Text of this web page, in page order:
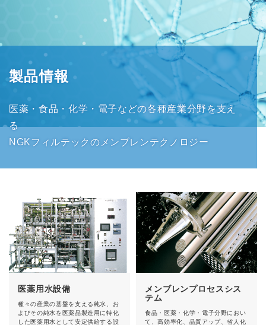
製品情報
医薬・食品・化学・電子などの各種産業分野を支え
る
NGKフィルテックのメンブレンテクノロジー
医薬用水設備
種々の産業の基盤を支える純水、お
よびその純水を医薬品製造用に特化
した医薬用水として安定供給する設
メンブレンプロセスシス
テム
食品・医薬・化学・電子分野におい
て、高効率化、品質アップ、省人化